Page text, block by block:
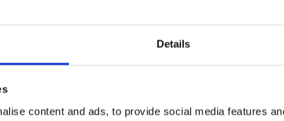
Details
content and ads, to provide social media features